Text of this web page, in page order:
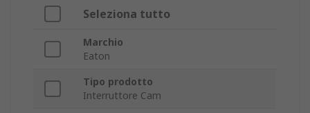
Seleziona tutto
Marchio
Eaton
Tipo prodotto
Interruttore Cam